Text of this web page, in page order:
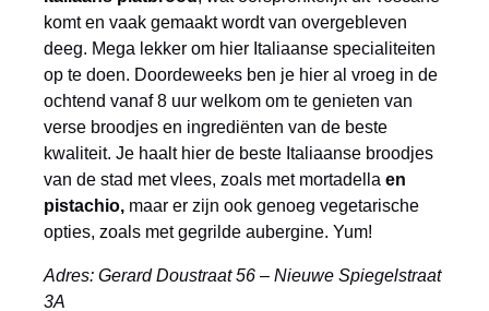
komt en vaak gemaakt wordt van overgebleven
deeg. Mega lekker om hier Italiaanse specialiteiten
op te doen. Doordeweeks ben je hier al vroeg in de
ochtend vanaf 8 uur welkom om te genieten van
verse broodjes en ingrediënten van de beste
kwaliteit. Je haalt hier de beste Italiaanse broodjes
van de stad met vlees, zoals met mortadella en
pistachio, maar er zijn ook genoeg vegetarische
opties, zoals met gegrilde aubergine. Yum!
Adres: Gerard Doustraat 56 – Nieuwe Spiegelstraat
3A